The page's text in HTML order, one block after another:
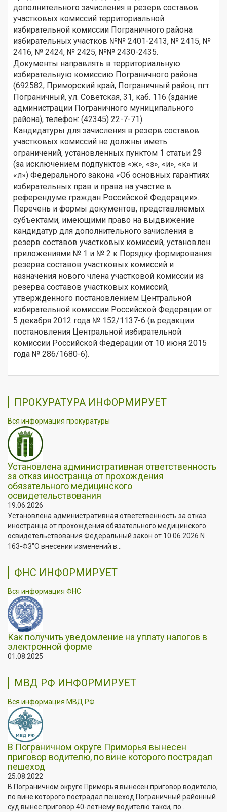
дополнительного зачисления в резерв составов
участковых комиссий территориальной
избирательной комиссии Пограничного района
избирательных участков №№ 2401-2413, № 2415, №
2416, № 2424, № 2425, №№ 2430-2435.
Документы направлять в территориальную
избирательную комиссию Пограничного района
(692582, Приморский край, Пограничный район, пгт.
Пограничный, ул. Советская, 31, каб. 116 (здание
администрации Пограничного муниципального
района), телефон: (42345) 22-7-71).
Кандидатуры для зачисления в резерв составов
участковых комиссий не должны иметь
ограничений, установленных пунктом 1 статьи 29
(за исключением подпунктов «ж», «з», «и», «к» и
«л») Федерального закона «Об основных гарантиях
избирательных прав и права на участие в
референдуме граждан Российской Федерации».
Перечень и формы документов, представляемых
субъектами, имеющими право на выдвижение
кандидатур для дополнительного зачисления в
резерв составов участковых комиссий, установлен
приложениями № 1 и № 2 к Порядку формирования
резерва составов участковых комиссий и
назначения нового члена участковой комиссии из
резерва составов участковых комиссий,
утвержденного постановлением Центральной
избирательной комиссии Российской Федерации от
5 декабря 2012 года № 152/1137-6 (в редакции
постановления Центральной избирательной
комиссии Российской Федерации от 10 июня 2015
года № 286/1680-6).
ПРОКУРАТУРА ИНФОРМИРУЕТ
Вся информация прокуратуры
Установлена административная ответственность
за отказ иностранца от прохождения
обязательного медицинского
освидетельствования
19.06.2026
Установлена административная ответственность за отказ
иностранца от прохождения обязательного медицинского
освидетельствования Федеральный закон от 10.06.2026 N
163-ФЗ"О внесении изменений в...
ФНС ИНФОРМИРУЕТ
Вся информация ФНС
Как получить уведомление на уплату налогов в
электронной форме
01.08.2025
МВД РФ ИНФОРМИРУЕТ
Вся информация МВД РФ
В Пограничном округе Приморья вынесен
приговор водителю, по вине которого пострадал
пешеход
25.08.2022
В Пограничном округе Приморья вынесен приговор водителю,
по вине которого пострадал пешеход Пограничный районный
суд вынес приговор 40-летнему водителю такси, по...